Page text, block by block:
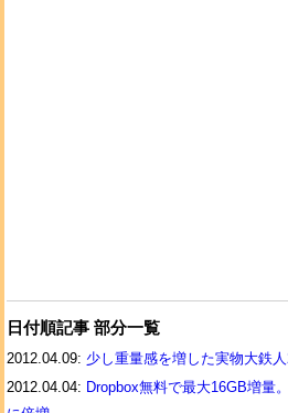
日付順記事 部分一覧
2012.04.09: 少し重量感を増した実物大鉄人
2012.04.04: Dropbox無料で最大16GB増量